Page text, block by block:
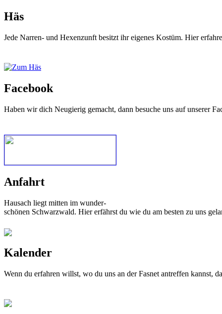
Häs
Jede Narren- und Hexenzunft besitzt ihr eigenes Kostüm. Hier
Facebook
Haben wir dich Neugierig gemacht, dann besuche uns auf unserer
Anfahrt
Hausach liegt mitten im wunder-
schönen Schwarzwald. Hier erfährst du wie du am besten zu uns
Kalender
Wenn du erfahren willst, wo du uns an der Fasnet antreffen kannst,